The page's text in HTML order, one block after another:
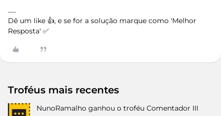
Dê um like 👍, e se for a solução marque como 'Melhor
Resposta' ✅
Troféus mais recentes
NunoRamalho ganhou o troféu Comentador III